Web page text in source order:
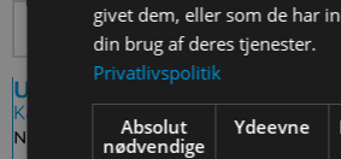
Inspiration
Undervisningsaktivitet
Kategorier
Niveau: Dagtilbud
givet dem, eller som de har
din brug af deres tjenester.
Privatlivspolitik
Absolut
nødvendige
Ydeevne